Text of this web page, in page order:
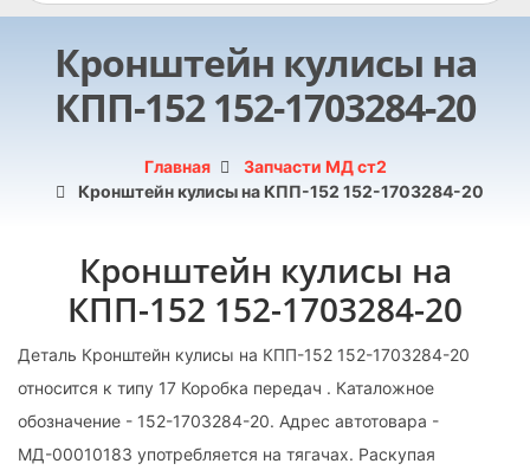
Кронштейн кулисы на
КПП-152 152-1703284-20
Главная
Запчасти МД ст2
Кронштейн кулисы на КПП-152 152-1703284-20
Кронштейн кулисы на
КПП-152 152-1703284-20
Деталь Кронштейн кулисы на КПП-152 152-1703284-20
относится к типу 17 Коробка передач . Каталожное
обозначение - 152-1703284-20. Адрес автотовара -
МД-00010183 употребляется на тягачах. Раскупая